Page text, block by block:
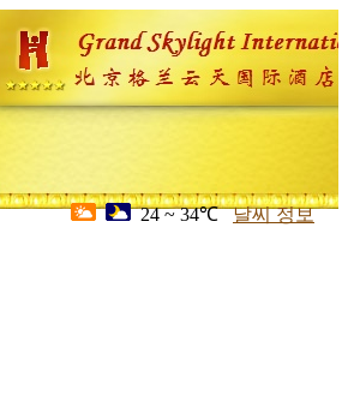
24 ~ 34℃ 날씨 정보